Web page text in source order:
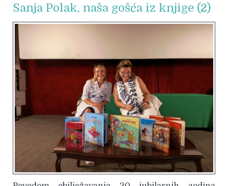
Sanja Polak, naša gošća iz knjige (2)